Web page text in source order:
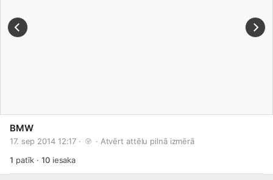
BMW
17. sep 2014 12:17 · · Atvērt attēlu pilnā izmērā
1 patīk ·10iesaka